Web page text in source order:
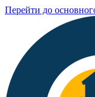
Перейти до